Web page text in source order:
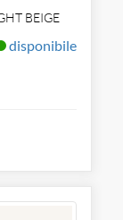
BEIGE
disponibile